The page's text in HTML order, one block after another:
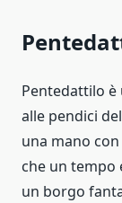
Pentedattilo
alle pendici
una mano
che un
un borgo